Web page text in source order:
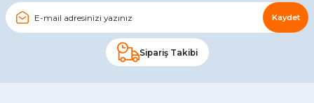
Kaydet
Sipariş Takibi